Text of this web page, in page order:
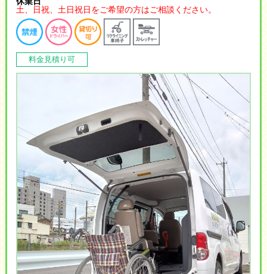
土、日祝、土日祝日をご希望の方はご相談ください。
料金見積り可